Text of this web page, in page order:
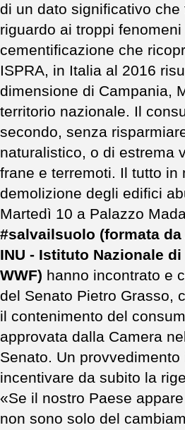
di un dato significativo
riguardo ai troppi
cementificazione che
ISPRA, in Italia al 2016
dimensione di Campania,
territorio nazionale. Il
secondo, senza
naturalistico, o di estrema
frane e terremoti. Il tutto
demolizione degli edifici
Martedì 10 a Palazzo
#salvailsuolo (formata
INU - Istituto Nazionale
WWF) hanno incontrato e
del Senato Pietro Grasso,
il contenimento del
approvata dalla Camera
Senato. Un
incentivare da subito la
«Se il nostro Paese
non sono solo del